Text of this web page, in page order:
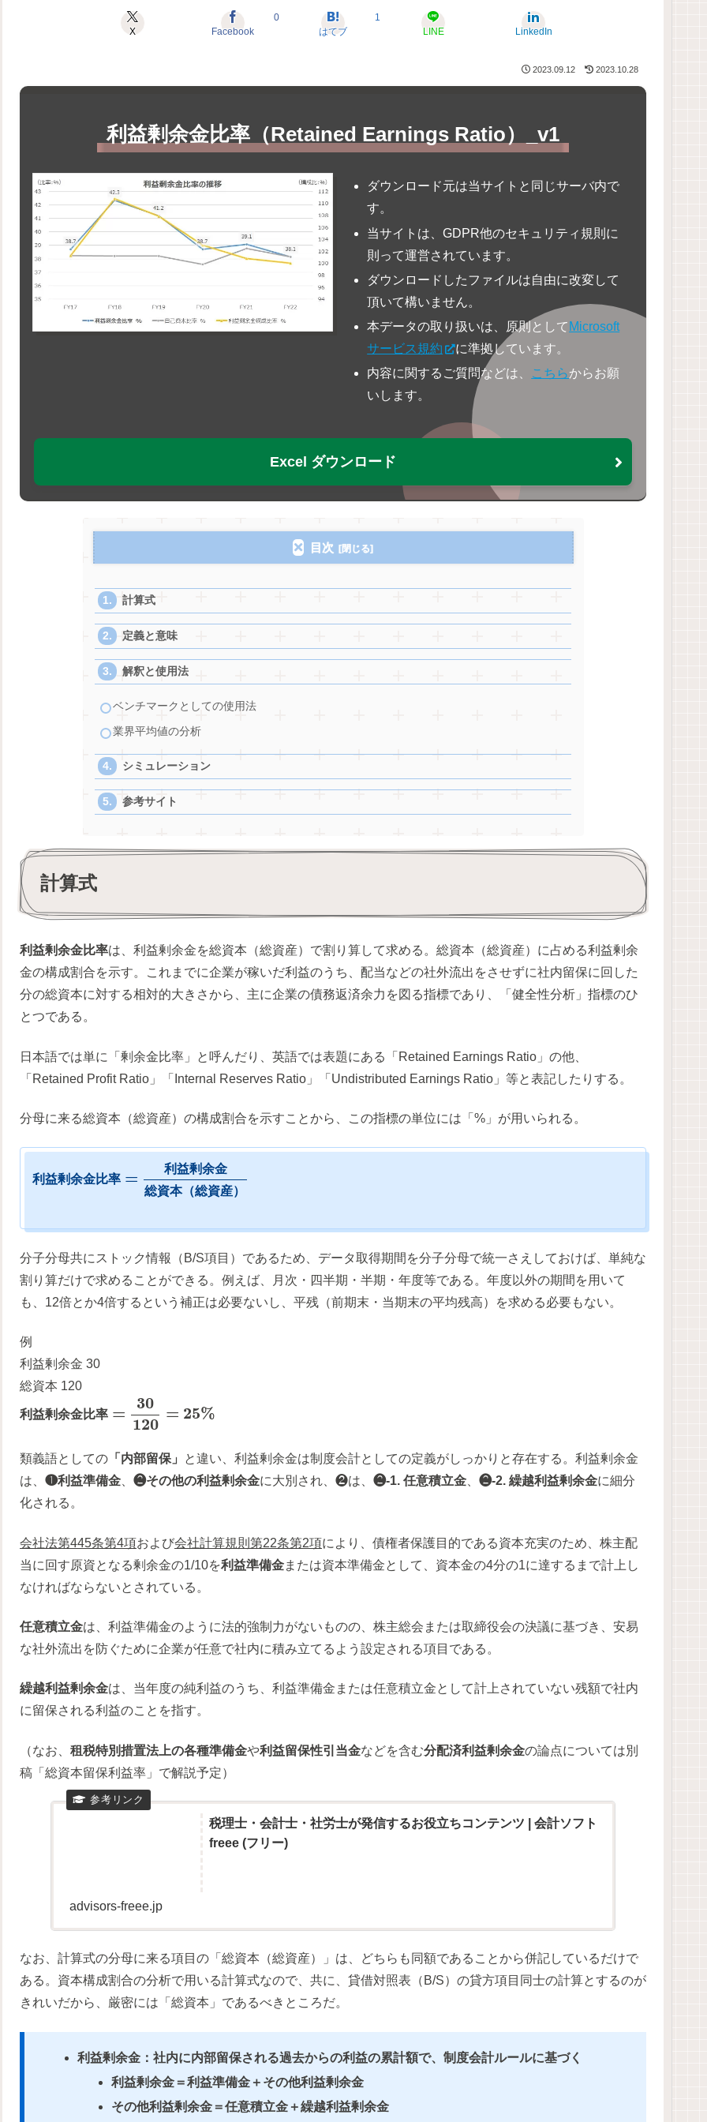
X Facebook
0
はてブ
1
LINE
LinkedIn
2023.09.12 2023.10.28
利益剰余金比率（Retained Earnings Ratio）_v1
ダウンロード元は当サイトと同じサーバ内で
す。
当サイトは、GDPR他のセキュリティ規則に
則って運営されています。
ダウンロードしたファイルは自由に改変して
頂いて構いません。
本データの取り扱いは、原則として Microsoft
サービス規約
に準拠しています。
内容に関するご質問などは、
こちらからお願
いします。
Excel ダウンロード
目次
計算式
定義と意味
解釈と使用法
ベンチマークとしての使用法
業界平均値の分析
シミュレーション
参考サイト
計算式
利益剰余金比率は、利益剰余金を総資本（総資産）で割り算して求める。総資本（総資産）に占める利益剰余
金の構成割合を示す。これまでに企業が稼いだ利益のうち、配当などの社外流出をさせずに社内留保に回した
分の総資本に対する相対的大きさから、主に企業の債務返済余力を図る指標であり、「健全性分析」指標のひ
とつである。
日本語では単に「剰余金比率」と呼んだり、英語では表題にある「Retained Earnings Ratio」の他、
「Retained Profit Ratio」「Internal Reserves Ratio」「Undistributed Earnings Ratio」等と表記したりする。
分母に来る総資本（総資産）の構成割合を示すことから、この指標の単位には「%」が用いられる。
利益剰余金比率 = 利益剰余金
総資本（総資産）
分子分母共にストック情報（B/S項目）であるため、データ取得期間を分子分母で統一さえしておけば、単純な
割り算だけで求めることができる。例えば、月次・四半期・半期・年度等である。年度以外の期間を用いて
も、12倍とか4倍するという補正は必要ないし、平残（前期末・当期末の平均残高）を求める必要もない。
例
利益剰余金 30
総資本 120
利益剰余金比率 =
30
120
= 25%
類義語としての 「内部留保」
と違い、利益剰余金は制度会計としての定義がしっかりと存在する。利益剰余金
は、 ❶利益準備金 ❷その他の利益剰余金に大別され、❷は、 ❷-1. 任意積立金 ❷-2. 繰越利益剰余金に細分
化される。
会社法第445条第4項および会社計算規則第22条第2項により、債権者保護目的である資本充実のため、株主配
当に回す原資となる剰余金の1/10を利益準備金または資本準備金として、資本金の4分の1に達するまで計上し
なければならないとされている。
任意積立金は、利益準備金のように法的強制力がないものの、株主総会または取締役会の決議に基づき、安易
な社外流出を防ぐために企業が任意で社内に積み立てるよう設定される項目である。
繰越利益剰余金は、当年度の純利益のうち、利益準備金または任意積立金として計上されていない残額で社内
に留保される利益のことを指す。
（なお、 租税特別措置法上の各種準備金や利益留保性引当金などを含む分配済利益剰余金の論点については別
稿「総資本留保利益率」で解説予定）
税理士・会計士・社労士が発信するお役立ちコンテンツ | 会計ソフト
freee (フリー)
advisors-freee.jp
なお、計算式の分母に来る項目の「総資本（総資産）」は、どちらも同額であることから併記しているだけで
ある。資本構成割合の分析で用いる計算式なので、共に、貸借対照表（B/S）の貸方項目同士の計算とするのが
きれいだから、厳密には「総資本」であるべきところだ。
利益剰余金：社内に内部留保される過去からの利益の累計額で、制度会計ルールに基づく
利益剰余金＝利益準備金＋その他利益剰余金
その他利益剰余金＝任意積立金＋繰越利益剰余金